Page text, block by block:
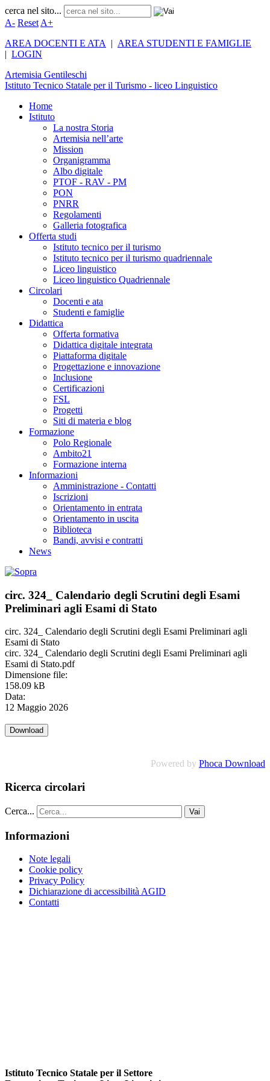
cerca nel sito...
A- Reset A+
AREA DOCENTI E ATA
| AREA STUDENTI E FAMIGLIE
| LOGIN
Artemisia Gentileschi
Istituto Tecnico Statale per il Turismo - liceo Linguistico
Home
Istituto
La nostra Storia
Artemisia nell’arte
Mission
Organigramma
Albo digitale
PTOF - RAV - PM
PON
PNRR
Regolamenti
Galleria fotografica
Offerta studi
Istituto tecnico per il turismo
Istituto tecnico per il turismo quadriennale
Liceo linguistico
Liceo linguistico Quadriennale
Circolari
Docenti e ata
Studenti e famiglie
Didattica
Offerta formativa
Didattica digitale integrata
Piattaforma digitale
Progettazione e innovazione
Inclusione
Certificazioni
FSL
Progetti
Siti di materia e blog
Formazione
Polo Regionale
Ambito21
Formazione interna
Informazioni
Amministrazione - Contatti
Iscrizioni
Orientamento in entrata
Orientamento in uscita
Biblioteca
Bandi, avvisi e contratti
News
circ. 324_ Calendario degli Scrutini degli Esami
Preliminari agli Esami di Stato
circ. 324_ Calendario degli Scrutini degli Esami Preliminari agli
Esami di Stato
circ. 324_ Calendario degli Scrutini degli Esami Preliminari agli
Esami di Stato.pdf
Dimensione file:
158.09 kB
Data:
12 Maggio 2026
Powered by Phoca Download
Ricerca circolari
Cerca... Vai
Informazioni
Note legali
Cookie policy
Privacy Policy
Dichiarazione di accessibilità AGID
Contatti
Istituto Tecnico Statale per il Settore